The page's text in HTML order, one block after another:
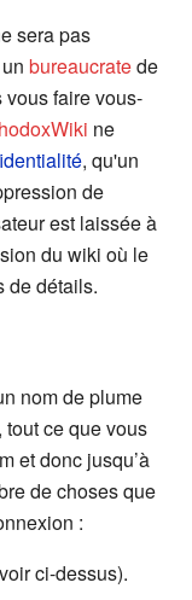
sera pas
bureaucratede
faire vous-
ne
, qu'un
de
est laissée à
du wiki où le
de détails.
nom de plume
tout ce que vous
et donc jusqu’à
de choses que
:
ci-dessus).